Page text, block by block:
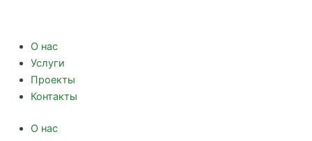
О нас
Услуги
Проекты
Контакты
О нас